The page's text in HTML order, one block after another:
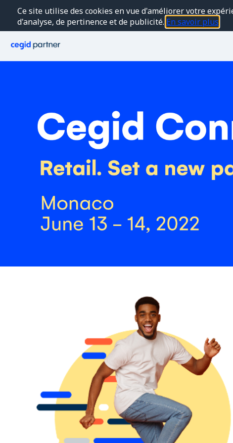
Ce site utilise des cookies en vue d'améliorer votre
d'analyse, de pertinence et de publicité. En savoir plus